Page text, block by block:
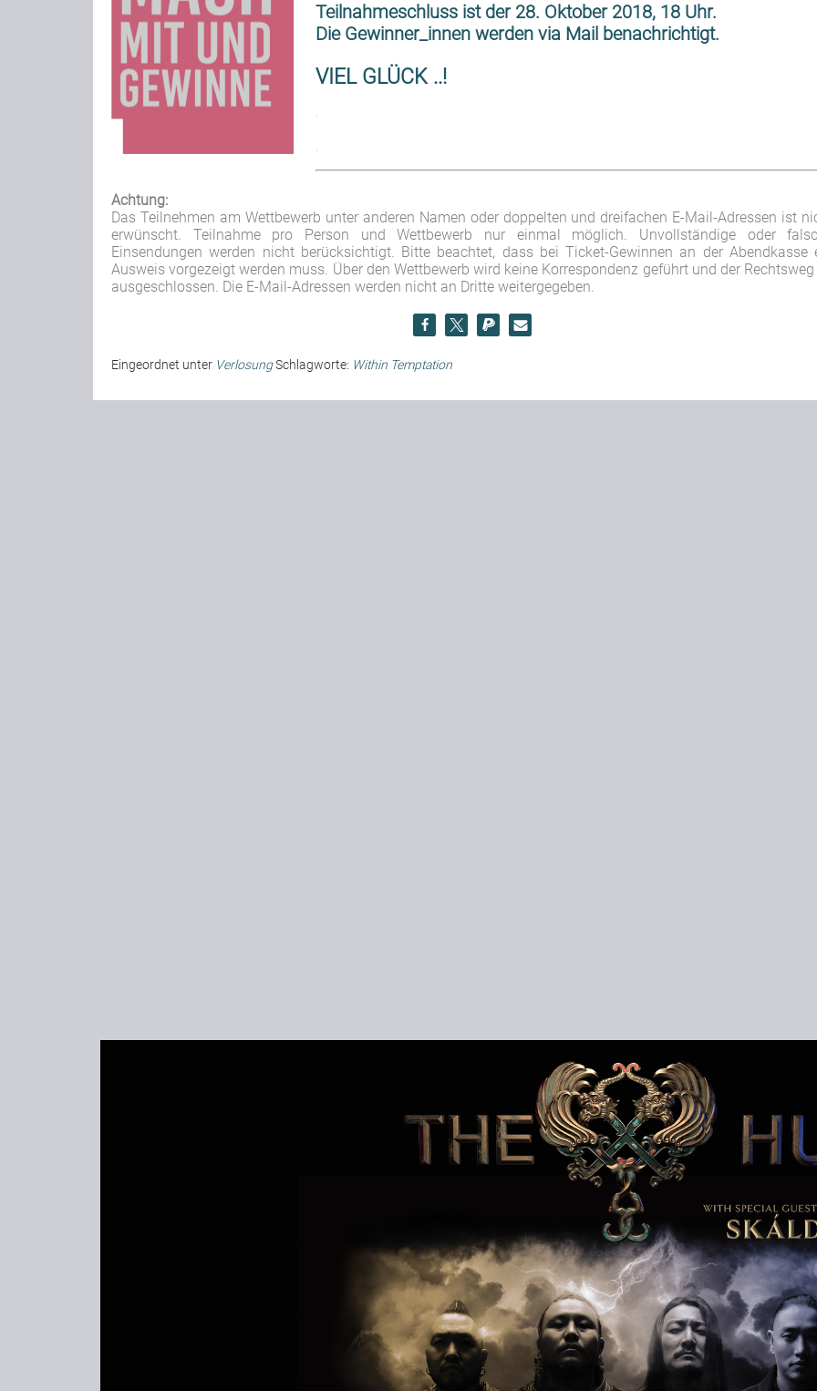
Teilnahmeschluss ist der 28. Oktober 2018, 18 Uhr.
Die Gewinner_innen werden via Mail benachrichtigt.
VIEL GLÜCK ..!
Achtung:
Das Teilnehmen am Wettbewerb unter anderen Namen oder doppelten und dreifachen E-Mail-Adressen ist
erwünscht. Teilnahme pro Person und Wettbewerb nur einmal möglich. Unvollständige oder
Einsendungen werden nicht berücksichtigt. Bitte beachtet, dass bei Ticket-Gewinnen an der Abendkasse
Ausweis vorgezeigt werden muss. Über den Wettbewerb wird keine Korrespondenz geführt und der
ausgeschlossen. Die E-Mail-Adressen werden nicht an Dritte weitergegeben.
Eingeordnet unter VerlosungSchlagworte: Within Temptation